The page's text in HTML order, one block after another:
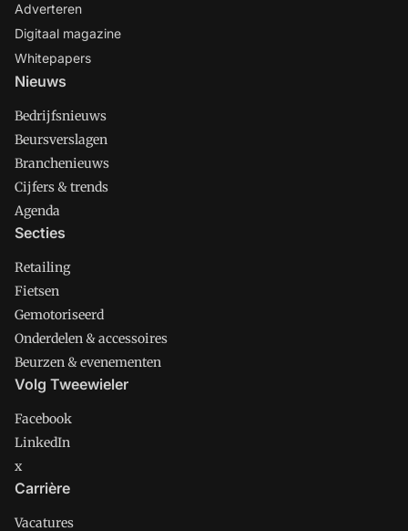
Adverteren
Digitaal magazine
Whitepapers
Nieuws
Bedrijfsnieuws
Beursverslagen
Branchenieuws
Cijfers & trends
Agenda
Secties
Retailing
Fietsen
Gemotoriseerd
Onderdelen & accessoires
Beurzen & evenementen
Volg Tweewieler
Facebook
LinkedIn
x
Carrière
Vacatures